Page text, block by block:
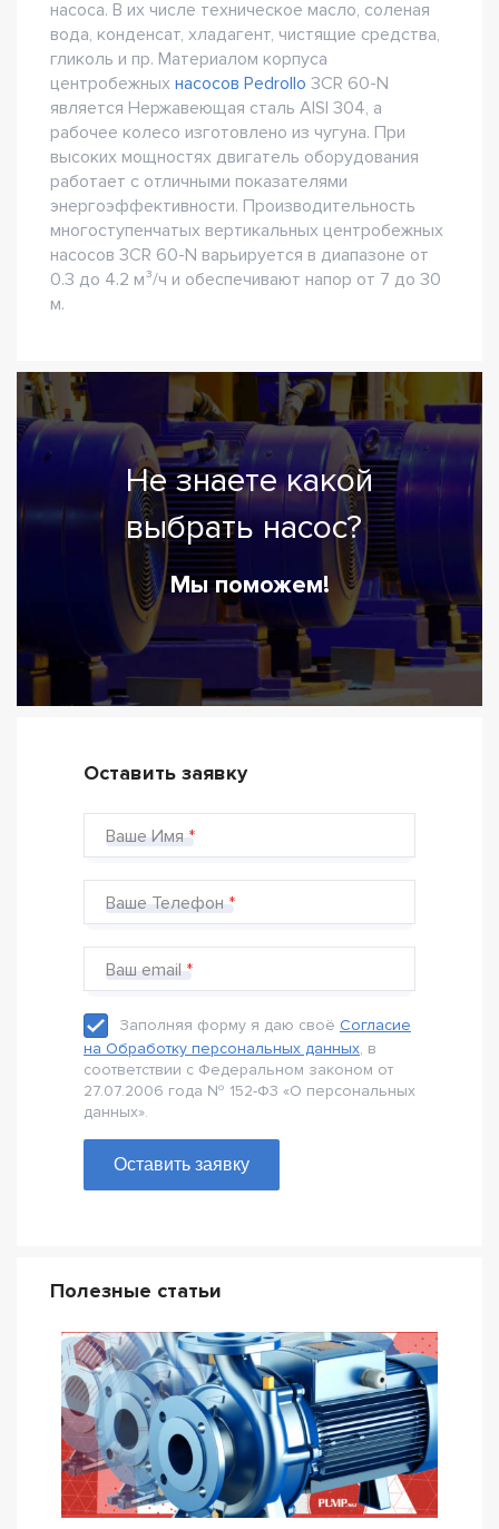
насоса. В их числе техническое масло, соленая
вода, конденсат, хладагент, чистящие средства,
гликоль и пр. Материалом корпуса
центробежных насосов Pedrollo 3CR 60-N
является Нержавеющая сталь AISI 304, а
рабочее колесо изготовлено из чугуна. При
высоких мощностях двигатель оборудования
работает с отличными показателями
энергоэффективности. Производительность
многоступенчатых вертикальных центробежных
насосов 3CR 60-N варьируется в диапазоне от
0.3 до 4.2 м³/ч и обеспечивают напор от 7 до 30
м.
Не знаете какой
выбрать насос?
Мы поможем!
Оставить заявку
Ваше Имя
Ваше Телефон
Ваш email
Заполняя форму я даю своё Согласие
на Обработку персональных данных, в
соответствии с Федеральном законом от
27.07.2006 года № 152-Ф3 «О персональных
данных».
Оставить заявку
Полезные статьи